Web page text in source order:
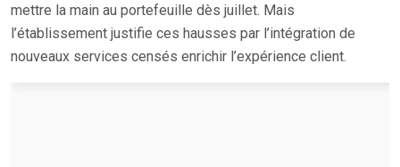
mettre la main au portefeuille dès juillet. Mais
l’établissement justifie ces hausses par l’intégration de
nouveaux services censés enrichir l’expérience client.